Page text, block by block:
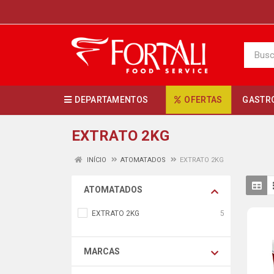
DEPARTAMENTOS OFERTAS
EXTRATO 2KG
INÍCIO ATOMATADOS EXTRATO 2KG
ATOMATADOS
EXTRATO 2KG 5
MARCAS